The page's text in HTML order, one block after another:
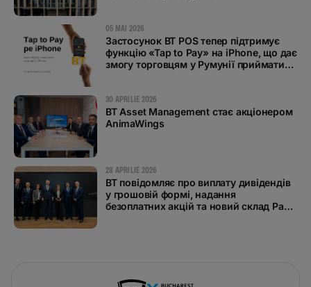
05 MAI 2026
Застосунок BT POS тепер підтримує
функцію «Tap to Pay» на iPhone, що дає
змогу торговцям у Румунії приймати
30 APRILIE 2026
BT Asset Management стає акціонером
AnimaWings
28 APRILIE 2026
BT повідомляє про виплату дивідендів
у грошовій формі, надання
безоплатних акцій та новий склад Ради